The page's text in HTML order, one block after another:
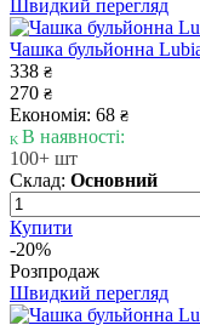
Швидкий перегляд
Чашка бульйонна
338 ₴
270 ₴
Економія: 68 ₴
В наявності:
100+ шт
Склад: Основний
Купити
-20%
Розпродаж
Швидкий перегляд